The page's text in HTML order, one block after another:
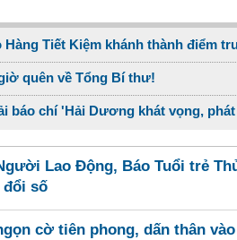
Hàng Tiết Kiệm khánh thành điểm
quên về Tổng Bí thư!
báo chí 'Hải Dương khát vọng,
Lao Động, Báo Tuổi trẻ
đổi số
cờ tiên phong, dấn thân